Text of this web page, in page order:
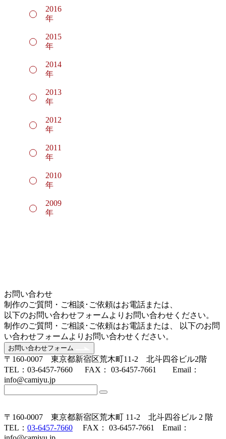
2016
年
2015
年
2014
年
2013
年
2012
年
2011
年
2010
年
2009
年
お問い合わせ
制作のご質問・ご相談･ご依頼はお電話または、
以下のお問い合わせフォームよりお問い合わせください。
制作のご質問・ご相談･ご依頼はお電話または、 以下のお問
い合わせフォームよりお問い合わせください。
お問い合わせフォーム
〒160-0007 東京都新宿区荒木町11-2 北斗四谷ビル2階
TEL：03-6457-7660 FAX： 03-6457-7661 Email：
info@camiyu.jp
〒160-0007 東京都新宿区荒木町 11-2 北斗四谷ビル 2 階
TEL： 03-6457-7660 FAX： 03-6457-7661 Email：